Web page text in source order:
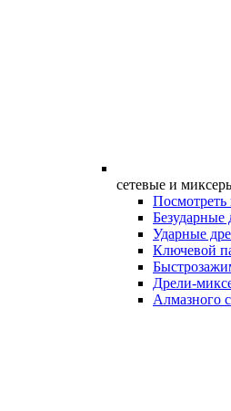
сетевые и
Посмотреть
Безударные
Ударные
Ключевой
Дрели-
Алмазного